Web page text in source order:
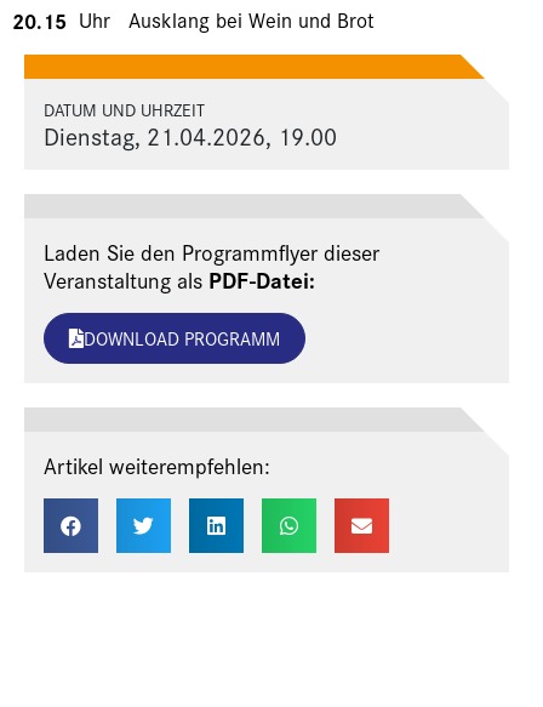
20.15 Uhr Ausklang bei Wein und Brot
DATUM UND UHRZEIT
Dienstag, 21.04.2026, 19.00
Laden Sie den Programmflyer dieser
Veranstaltung als PDF-Datei:
DOWNLOAD PROGRAMM
Artikel weiterempfehlen: